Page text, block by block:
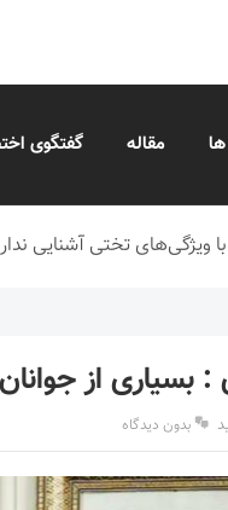
ها مقاله گفتگوی
ویژگی‌های تختی آشنایی
بسیاری از
بدون دیدگاه